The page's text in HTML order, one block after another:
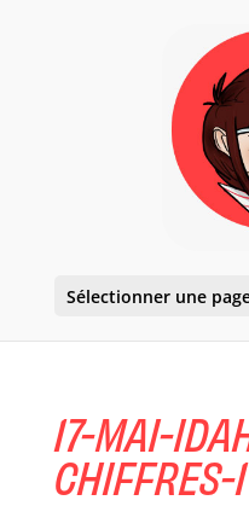
Sélectionner une
17-MAI-
CHIFFRES-1